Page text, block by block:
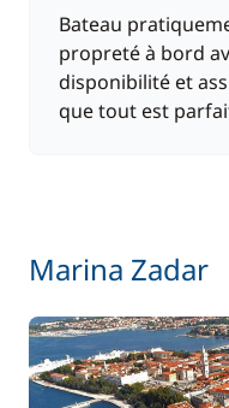
Bateau
propreté à bord
disponibilité et
que tout est
Marina Zadar